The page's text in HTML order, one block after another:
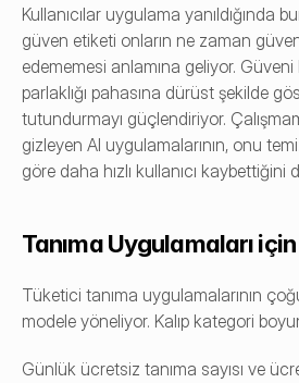
Kullanıcılar uygulama yanıldığında
güven etiketi onların ne zaman
edememesi anlamına geliyor.
parlaklığı pahasına dürüst şekilde
tutundurmayı güçlendiriyor.
gizleyen AI uygulamalarının, onu
göre daha hızlı kullanıcı
Tanıma Uygulamaları
Tüketici tanıma uygulamalarının
modele yöneliyor. Kalıp kategori
Günlük ücretsiz tanıma sayısı ve